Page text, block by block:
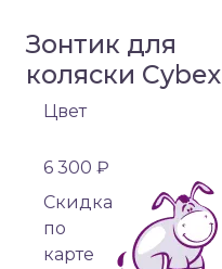
Зонтик для
коляски Cybex
Цвет
6 300 ₽
Cкидка
по
карте